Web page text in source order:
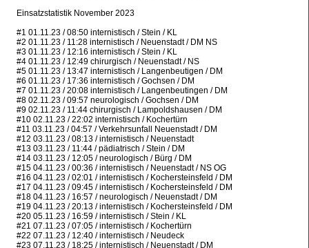
Einsatzstatistik November 2023
#1 01.11.23 / 08:50 internistisch / Stein / KL
#2 01.11.23 / 11:28 internistisch / Neuenstadt / DM NS
#3 01.11.23 / 12:16 internistisch / Stein / KL
#4 01.11.23 / 12:49 chirurgisch / Neuenstadt / NS
#5 01.11.23 / 13:47 internistisch / Langenbeutigen / DM
#6 01.11.23 / 17:36 internistisch / Gochsen / DM
#7 01.11.23 / 20:08 internistisch / Langenbeutingen / DM
#8 02.11.23 / 09:57 neurologisch / Gochsen / DM
#9 02.11.23 / 11:44 chirurgisch / Lampoldshausen / DM
#10 02.11.23 / 22:02 internistisch / Kochertürn
#11 03.11.23 / 04:57 / Verkehrsunfall Neuenstadt / DM
#12 03.11.23 / 08:13 / internistisch / Neuenstadt
#13 03.11.23 / 11:44 / pädiatrisch / Stein / DM
#14 03.11.23 / 12:05 / neurologisch / Bürg / DM
#15 04.11.23 / 00:36 / internistisch / Neuenstadt / NS OG
#16 04.11.23 / 02:01 / internistisch / Kochersteinsfeld / DM
#17 04.11.23 / 09:45 / internistisch / Kochersteinsfeld / DM
#18 04.11.23 / 16:57 / neurologisch / Neuenstadt / DM
#19 04.11.23 / 20:13 / internistisch / Kochersteinsfeld / DM
#20 05.11.23 / 16:59 / internistisch / Stein / KL
#21 07.11.23 / 07:05 / internistisch / Kochertürn
#22 07.11.23 / 12:40 / internistisch / Neudeck
#23 07.11.23 / 18:25 / internistisch / Neuenstadt / DM